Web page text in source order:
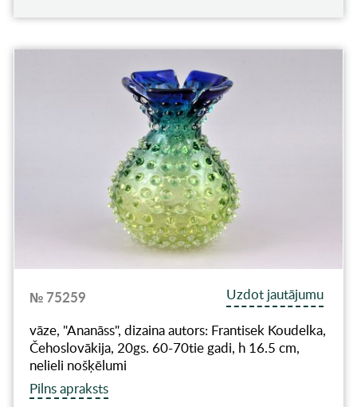
№ 75259
Uzdot jautājumu
vāze, "Ananāss", dizaina autors: Frantisek Koudelka,
Čehoslovākija, 20gs. 60-70tie gadi, h 16.5 cm,
nelieli nošķēlumi
Pilns apraksts